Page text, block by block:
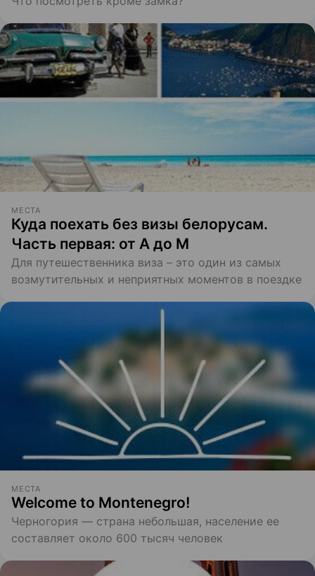
МЕСТА
Куда поехать без визы белорусам.
Часть первая: от А до М
Для путешественника виза – это один из самых
возмутительных и неприятных моментов в поездке
МЕСТА
Welcome to Montenegro!
Черногория — страна небольшая, население ее
составляет около 600 тысяч человек